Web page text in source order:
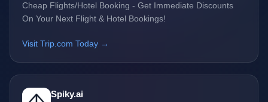
Cheap Flights/Hotel Booking - Get Immediate Discounts
On Your Next Flight & Hotel Bookings!
Visit Trip.com Today →
Spiky.ai